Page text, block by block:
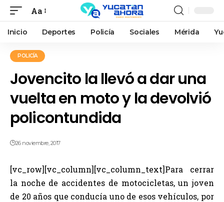
Aa
Inicio Deportes Policía Sociales Mérida
POLICÍA
Jovencito la llevó a dar una
vuelta en moto y la devolvió
policontundida
26 noviembre, 2017
[vc_row][vc_column][vc_column_text]Para cerrar
la noche de accidentes de motocicletas, un joven
de 20 años que conducía uno de esos vehículos, por